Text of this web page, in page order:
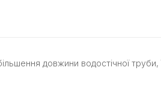
довжини водостічної